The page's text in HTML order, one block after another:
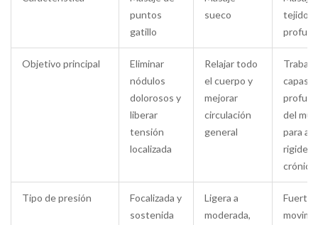
puntos
gatillo
sueco
tejido
Objetivo principal
Eliminar
nódulos
dolorosos y
liberar
tensión
localizada
Relajar todo
el cuerpo y
mejorar
circulación
general
capas
del
para
rigidez
crónica
Tipo de presión
Focalizada y
sostenida
Ligera a
moderada,
Fuerte,